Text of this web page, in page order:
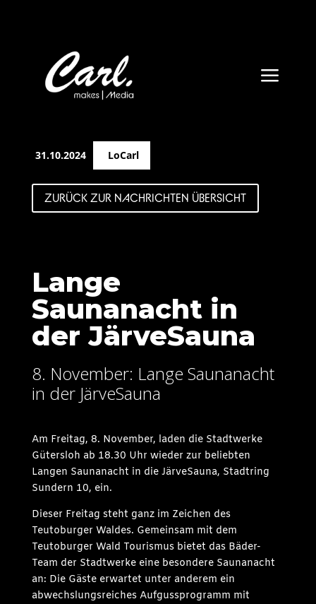
a
31.10.2024 LoCarl
ZURÜCK ZUR NACHRICHTEN ÜBERSICHT
Lange
Saunanacht in
der JärveSauna
8. November: Lange Saunanacht
in der JärveSauna
Am Freitag, 8. November, laden die Stadtwerke
Gütersloh ab 18.30 Uhr wieder zur beliebten
Langen Saunanacht in die JärveSauna, Stadtring
Sundern 10, ein.
Dieser Freitag steht ganz im Zeichen des
Teutoburger Waldes. Gemeinsam mit dem
Teutoburger Wald Tourismus bietet das Bäder-
Team der Stadtwerke eine besondere Saunanacht
an: Die Gäste erwartet unter anderem ein
abwechslungsreiches Aufgussprogramm mit